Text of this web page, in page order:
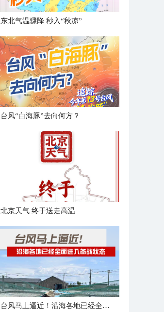
东北气温骤降 秒入“秋凉”
台风“白海豚”去向何方？
北京天气 终于送走高温
台风马上逼近！沿海各地已经全面进入备战状态